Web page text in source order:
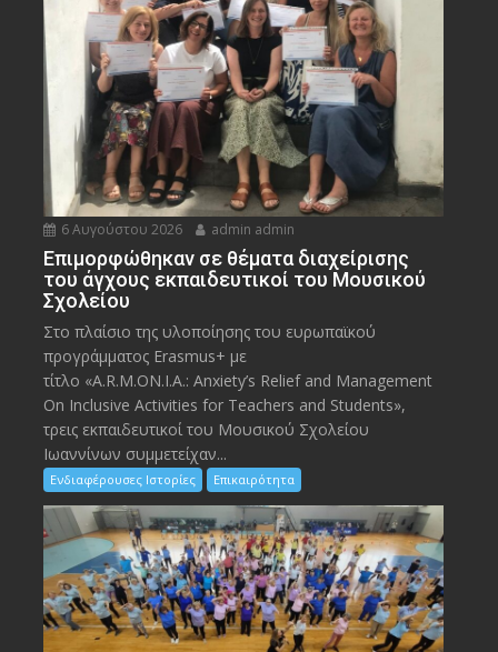
6 Αυγούστου 2026 admin admin
Eπιμορφώθηκαν σε θέματα διαχείρισης
του άγχους εκπαιδευτικοί του Μουσικού
Σχολείου
Στο πλαίσιο της υλοποίησης του ευρωπαϊκού
προγράμματος Erasmus+ με
τίτλο «A.R.M.ON.I.A.: Anxiety’s Relief and Management
On Inclusive Activities for Teachers and Students»,
τρεις εκπαιδευτικοί του Μουσικού Σχολείου
Ιωαννίνων συμμετείχαν...
Ενδιαφέρουσες Ιστορίες Επικαιρότητα